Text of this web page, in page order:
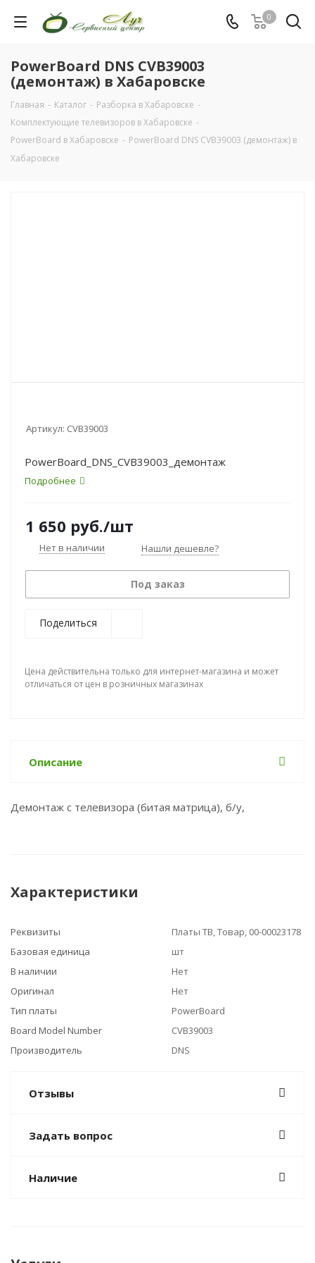
0
PowerBoard DNS CVB39003
(демонтаж) в Хабаровске
Главная - Каталог - Разборка в Хабаровске -
Комплектующие телевизоров в Хабаровске -
PowerBoard в Хабаровске - PowerBoard DNS CVB39003 (демонтаж) в
Хабаровске
Артикул: CVB39003
PowerBoard_DNS_CVB39003_демонтаж
Подробнее
1 650 руб./шт
Нет в наличии Нашли дешевле?
Под заказ
Поделиться
Цена действительна только для интернет-магазина и может
отличаться от цен в розничных магазинах
Описание
Демонтаж с телевизора (битая матрица), б/у,
Характеристики
Реквизиты
Платы ТВ, Товар, 00-00023178
Базовая единица
шт
В наличии
Нет
Оригинал
Нет
Тип платы
PowerBoard
Board Model Number
CVB39003
Производитель
DNS
Отзывы
Задать вопрос
Наличие